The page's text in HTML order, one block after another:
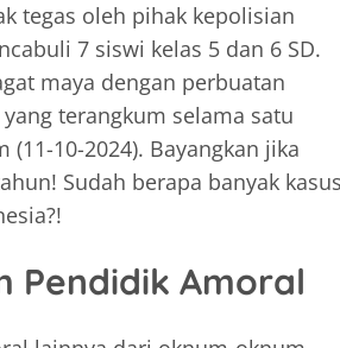
tegas oleh pihak kepolisian
7 siswi kelas 5 dan 6 SD.
maya dengan perbuatan
terangkum selama satu
10-2024). Bayangkan jika
Sudah berapa banyak
Pendidik Amoral